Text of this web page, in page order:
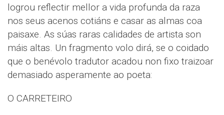
logrou reflectir mellor a vida profunda da raza
nos seus acenos cotiáns e casar as almas coa
paisaxe. As súas raras calidades de artista son
máis altas. Un fragmento volo dirá, se o coidado
que o benévolo tradutor acadou non fixo traizoar
demasiado asperamente ao poeta:
O CARRETEIRO